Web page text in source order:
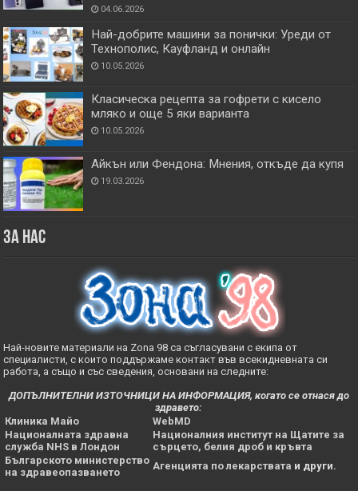
04.06.2026
Най-добрите машини за понички: Уреди от
Технополис, Кауфланд и онлайн
10.05.2026
Класическа рецепта за гофрети с кисело
мляко и още 5 яки варианта
10.05.2026
Айкън или Фендона: Мнения, откъде да купя
19.03.2026
За нас
Най-новите материали на Zona 98 са съгласувани с екипа от
специалисти, с които поддържаме контакт във всекидневната си
работа, а също и със сведения, основани на следните:
ДОПЪЛНИТЕЛНИ ИЗТОЧНИЦИ НА ИНФОРМАЦИЯ, когато се отнася до
здравето:
Клиника Майо
WebMD
Националната здравна
служба NHS в Лондон
Националния институт на Щатите за
сърцето, белия дроб и кръвта
Българското министерство
на здравеопазването
Агенцията по лекарствата и други.